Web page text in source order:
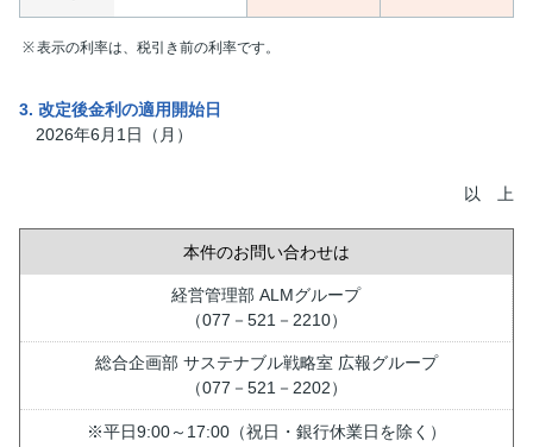
表示の利率は、税引き前の利率です。
3. 改定後金利の適用開始日
2026年6月1日（月）
以 上
本件のお問い合わせは
経営管理部 ALMグループ
（077－521－2210）
総合企画部 サステナブル戦略室 広報グループ
（077－521－2202）
※平日9:00～17:00（祝日・銀行休業日を除く）